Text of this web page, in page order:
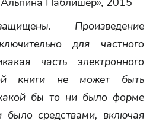
Произведение
для частного
часть электронного
книги не может быть
бы то ни было форме
средствами, включая